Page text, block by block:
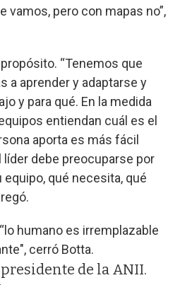
vamos, pero con mapas no”,
“Tenemos que
a aprender y adaptarse y
y para qué. En la medida
entiendan cuál es el
aporta es más fácil
líder debe preocuparse por
equipo, qué necesita, qué
humano es irremplazable
cerró Botta.